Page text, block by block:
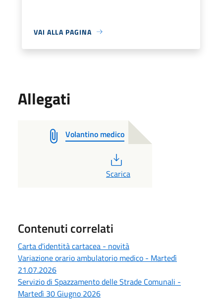
VAI ALLA PAGINA
Allegati
Volantino medico
Scarica
Contenuti correlati
Carta d'identità cartacea - novità
Variazione orario ambulatorio medico - Martedì
21.07.2026
Servizio di Spazzamento delle Strade Comunali -
Martedì 30 Giugno 2026